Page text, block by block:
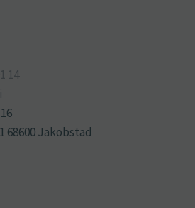
14
68600 Jakobstad